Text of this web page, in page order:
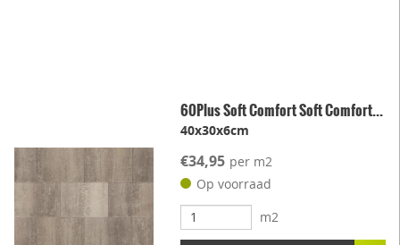
60Plus Soft Comfort Soft Comfort...
40x30x6cm
€34,95 per m2
Op voorraad
m2